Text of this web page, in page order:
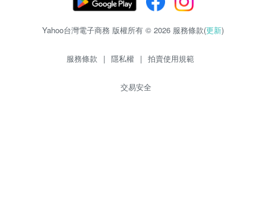
Yahoo台灣電子商務 版權所有 © 2026 服務條款(更新)
服務條款 | 隱私權 | 拍賣使用規範
交易安全